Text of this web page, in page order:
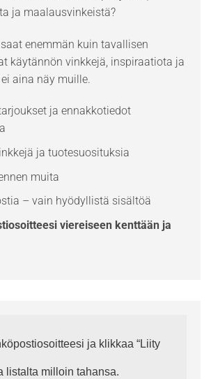
ja maalausvinkeistä?
enemmän kuin tavallisen
käytännön vinkkejä, inspiraatiota ja
aina näy muille.
ja ennakkotiedot
ja tuotesuosituksia
muita
– vain hyödyllistä sisältöä
viereiseen kenttään ja
ja klikkaa “Liity
listalta milloin tahansa.